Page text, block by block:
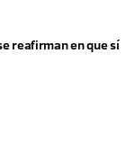
reafirman en que sí